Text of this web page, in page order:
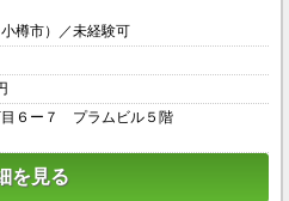
樽市）／未経験可
目６ー７ プラムビル５階
を見る